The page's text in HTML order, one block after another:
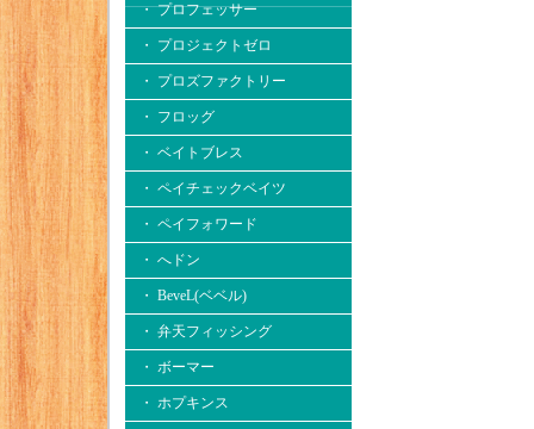
・ プロフェッサー
・ プロジェクトゼロ
・ プロズファクトリー
・ フロッグ
・ ベイトブレス
・ ペイチェックベイツ
・ ペイフォワード
・ へドン
・ BeveL(ベベル)
・ 弁天フィッシング
・ ボーマー
・ ホプキンス